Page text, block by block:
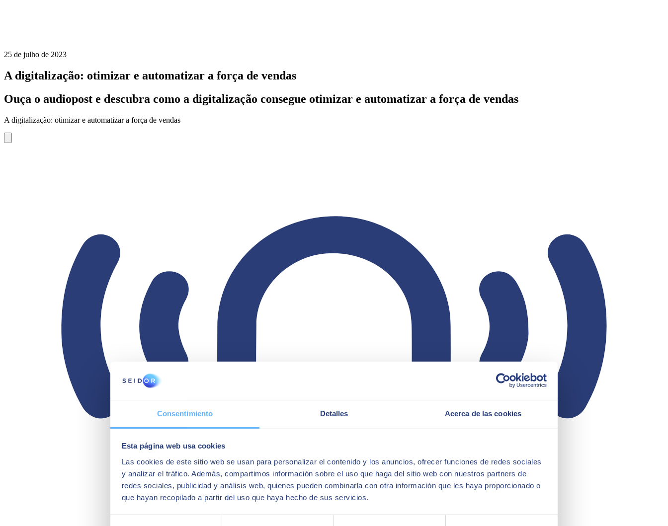
Consentimiento Detalles Acerca de las cookies
Esta página web usa cookies
Las cookies de este sitio web se usan para personalizar el contenido y los anuncios, ofrecer funciones de redes sociales
y analizar el tráfico. Además, compartimos información sobre el uso que haga del sitio web con nuestros partners de
redes sociales, publicidad y análisis web, quienes pueden combinarla con otra información que les haya proporcionado o
que hayan recopilado a partir del uso que haya hecho de sus servicios.
25 de julho de 2023
A digitalização: otimizar e automatizar a força de vendas
Ouça o audiopost e descubra como a digitalização consegue otimizar e automatizar a força de vendas
A digitalização: otimizar e automatizar a força de vendas